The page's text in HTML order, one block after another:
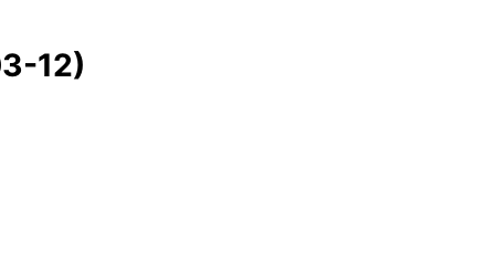
12)